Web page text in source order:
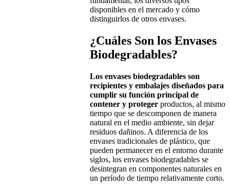
disponibles en el mercado y cómo
distinguirlos de otros envases.
¿Cuáles Son los Envases
Biodegradables?
Los envases biodegradables son
recipientes y embalajes diseñados para
cumplir su función principal de
contener y proteger productos, al mismo
tiempo que se descomponen de manera
natural en el medio ambiente, sin dejar
residuos dañinos. A diferencia de los
envases tradicionales de plástico, que
pueden permanecer en el entorno durante
siglos, los envases biodegradables se
desintegran en componentes naturales en
un período de tiempo relativamente corto.